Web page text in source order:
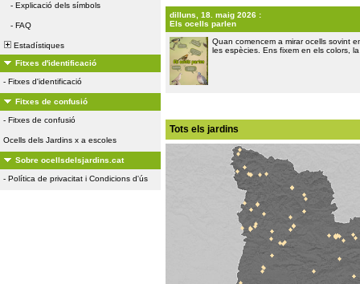
- Explicació dels símbols
- FAQ
Estadístiques
Fitxes d'identificació
- Fitxes d'identificació
Fitxes de confusió
- Fitxes de confusió
Ocells dels Jardins x a escoles
Sobre ocellsdelsjardins.cat
- Política de privacitat i Condicions d'ús
dilluns, 18. maig 2026 :
Els ocells parlen
Quan comencem a mirar ocells sovint
les espècies. Ens fixem en els colors,
Tots els jardins